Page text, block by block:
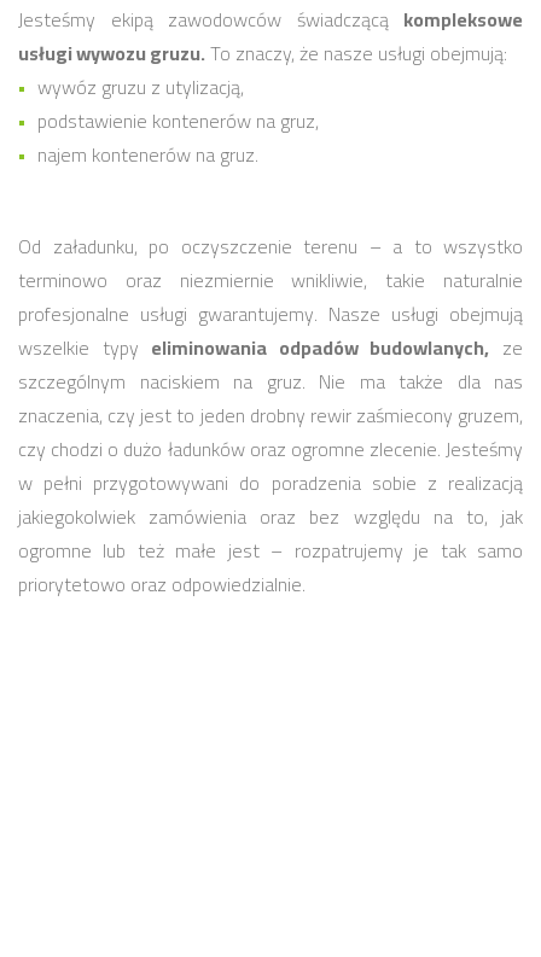
Jesteśmy ekipą zawodowców świadczącą kompleksowe
usługi wywozu gruzu.To znaczy, że nasze usługi obejmują:
wywóz gruzu z utylizacją,
podstawienie kontenerów na gruz,
najem kontenerów na gruz.
Od załadunku, po oczyszczenie terenu – a to wszystko
terminowo oraz niezmiernie wnikliwie, takie naturalnie
profesjonalne usługi gwarantujemy. Nasze usługi obejmują
wszelkie typy eliminowania odpadów budowlanych, ze
szczególnym naciskiem na gruz. Nie ma także dla nas
znaczenia, czy jest to jeden drobny rewir zaśmiecony gruzem,
czy chodzi o dużo ładunków oraz ogromne zlecenie. Jesteśmy
w pełni przygotowywani do poradzenia sobie z realizacją
jakiegokolwiek zamówienia oraz bez względu na to, jak
ogromne lub też małe jest – rozpatrujemy je tak samo
priorytetowo oraz odpowiedzialnie.